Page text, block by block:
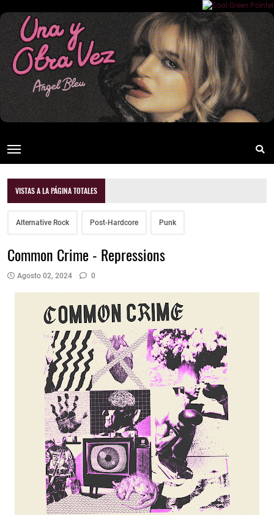
VISTAS A LA PÁGINA TOTALES
Alternative Rock Post-Hardcore Punk
Common Crime - Repressions
Agosto 02, 2024 0